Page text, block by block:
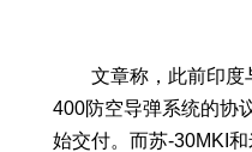
文章称，此前印度
400防空导弹系统的协
始交付。而苏-30MKI